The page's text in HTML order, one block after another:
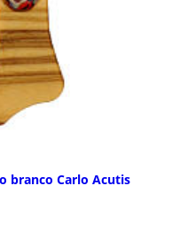
branco Carlo Acutis